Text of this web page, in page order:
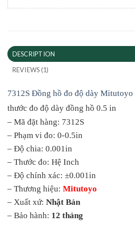
DESCRIPTION
REVIEWS (1)
7312S Đồng hồ đo độ dày
thước đo độ dày đồng hồ 0.5 in
– Mã đặt hàng: 7312S
– Phạm vi đo: 0-0.5in
– Độ chia: 0.001in
– Thước đo: Hệ Inch
– Độ chính xác: ±0.001in
– Thương hiệu: Mitutoyo
– Xuất xứ: Nhật Bản
– Bảo hành: 12 tháng